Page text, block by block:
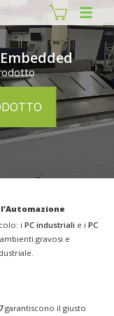
iPC industriali e iPC
gravosi e
garantiscono il giusto